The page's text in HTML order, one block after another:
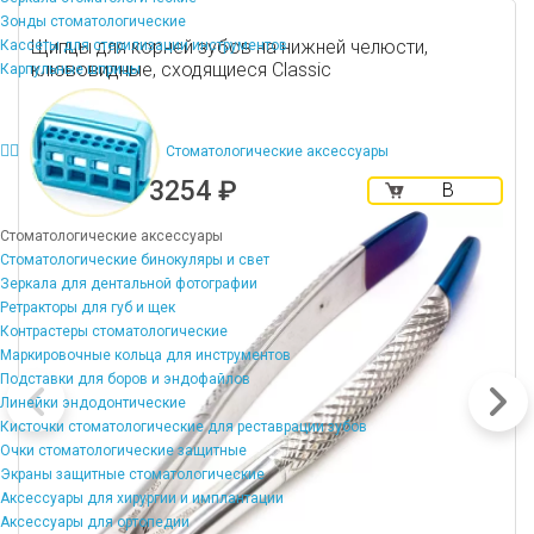
Зонды стоматологические
Кассеты для стерилизации инструментов
Карпульные шприцы
Стоматологические аксессуары
Стоматологические аксессуары
Стоматологические бинокуляры и свет
Зеркала для дентальной фотографии
Ретракторы для губ и щек
Контрастеры стоматологические
Маркировочные кольца для инструментов
Подставки для боров и эндофайлов
Линейки эндодонтические
Кисточки стоматологические для реставрации зубов
Очки стоматологические защитные
Экраны защитные стоматологические
Аксессуары для хирургии и имплантации
Аксессуары для ортопедии
Щипцы для корней зубов на нижней челюсти,
клювовидные, сходящиеся Classic
3254 ₽
В
корзину